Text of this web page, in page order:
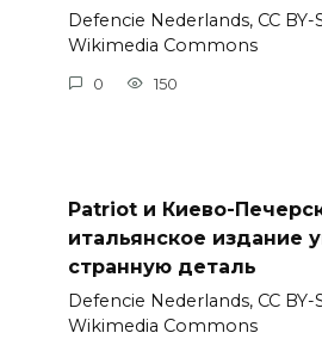
Defencie Nederlands, CC BY-
Wikimedia Commons
0 150
Patriot и Киево-
итальянское издание
странную деталь
Defencie Nederlands, CC BY-
Wikimedia Commons